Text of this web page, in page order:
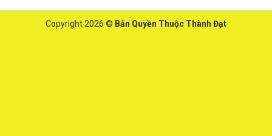
Copyright 2026 © Bản Quyền Thuộc Thành Đạt